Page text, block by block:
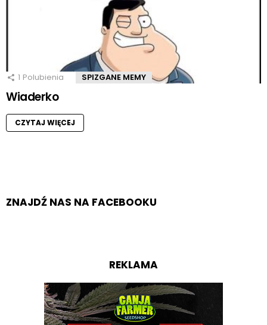
1 Polubienia SPIZGANE MEMY
Wiaderko
CZYTAJ WIĘCEJ
ZNAJDŹ NAS NA FACEBOOKU
REKLAMA